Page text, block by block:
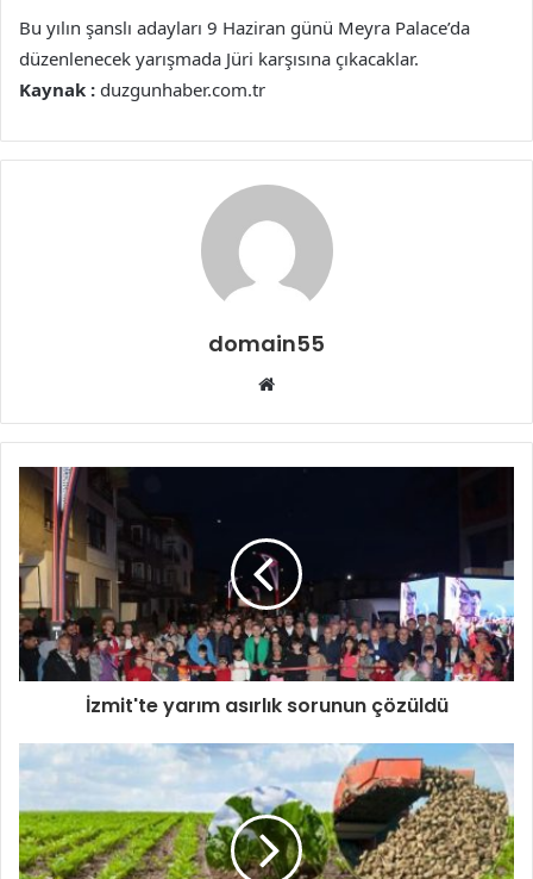
Bu yılın şanslı adayları 9 Haziran günü Meyra Palace’da
düzenlenecek yarışmada Jüri karşısına çıkacaklar.
Kaynak : duzgunhaber.com.tr
domain55
Web
İzmit'te yarım asırlık sorunun çözüldü